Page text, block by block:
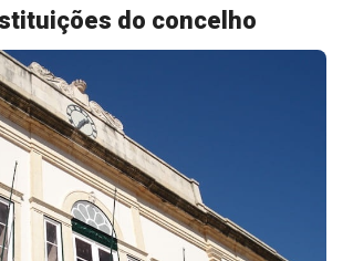
do concelho